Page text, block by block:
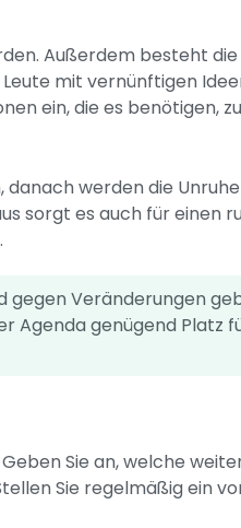
Außerdem besteht die
mit vernünftigen
ein, die es benötigen,
werden die
sorgt es auch für einen
gegen Veränderungen
Agenda genügend Platz
Sie an, welche
Sie regelmäßig ein